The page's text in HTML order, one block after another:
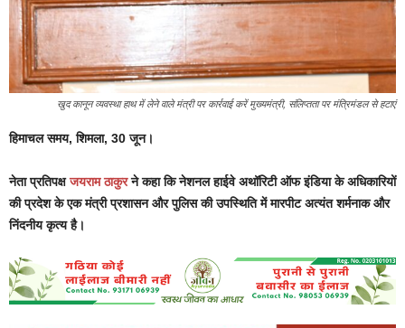
खुद कानून व्यवस्था हाथ में लेने वाले मंत्री पर कार्रवाई करें मुख्यमंत्री, संलिप्तता पर मंत्रिमंडल से हटाएं
हिमाचल समय, शिमला, 30 जून।
नेता प्रतिपक्षजयराम ठाकुरने कहा कि नेशनल हाईवे अथॉरिटी ऑफ इंडिया के अधिकारियों
की प्रदेश के एक मंत्री प्रशासन और पुलिस की उपस्थिति में मारपीट अत्यंत शर्मनाक और
निंदनीय कृत्य है।